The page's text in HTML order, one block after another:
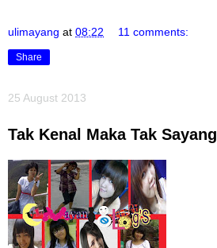
ulimayang at 08:22 11 comments:
Share
25 August 2013
Tak Kenal Maka Tak Sayang